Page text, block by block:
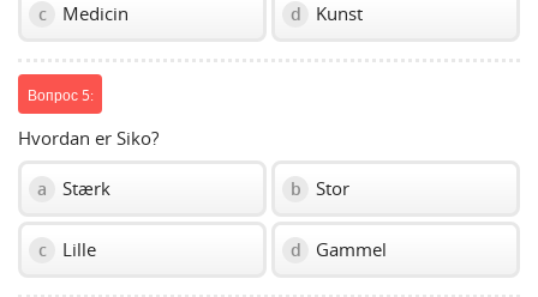
c Medicin d Kunst
Вопрос 5:
Hvordan er Siko?
a Stærk b Stor
c Lille d Gammel